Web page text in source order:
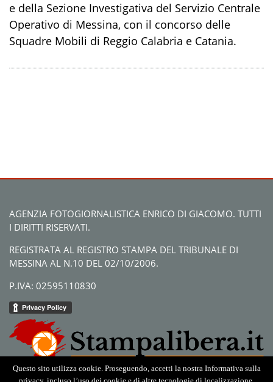
e della Sezione Investigativa del Servizio Centrale
Operativo di Messina, con il concorso delle
Squadre Mobili di Reggio Calabria e Catania.
AGENZIA FOTOGIORNALISTICA ENRICO DI GIACOMO. TUTTI
I DIRITTI RISERVATI.
REGISTRATA AL REGISTRO STAMPA DEL TRIBUNALE DI
MESSINA AL N.10 DEL 02/10/2006.
P.IVA: 02595110830
Questo sito utilizza cookie. Proseguendo, accetti la nostra Informativa sulla